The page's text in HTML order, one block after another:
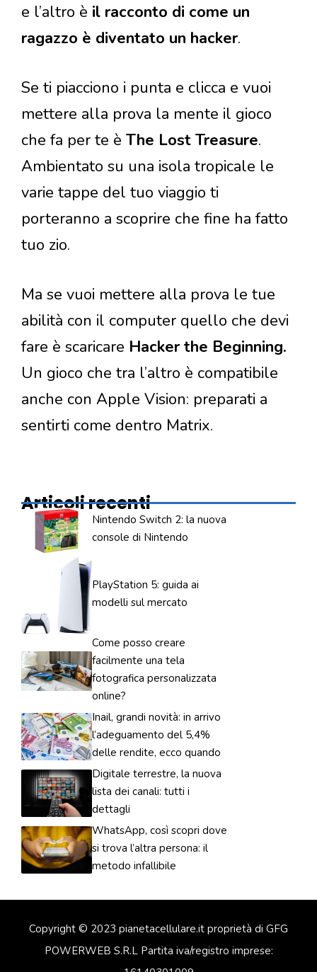
e l’altro è il racconto di come un
ragazzo è diventato un hacker.
Se ti piacciono i punta e clicca e vuoi
mettere alla prova la mente il gioco
che fa per te è The Lost Treasure.
Ambientato su una isola tropicale le
varie tappe del tuo viaggio ti
porteranno a scoprire che fine ha fatto
tuo zio.
Ma se vuoi mettere alla prova le tue
abilità con il computer quello che devi
fare è scaricare Hacker the Beginning.
Un gioco che tra l’altro è compatibile
anche con Apple Vision: preparati a
sentirti come dentro Matrix.
Articoli recenti
Nintendo Switch 2: la nuova
console di Nintendo
PlayStation 5: guida ai
modelli sul mercato
Come posso creare
facilmente una tela
fotografica personalizzata
online?
Inail, grandi novità: in arrivo
l’adeguamento del 5,4%
delle rendite, ecco quando
Digitale terrestre, la nuova
lista dei canali: tutti i
dettagli
WhatsApp, così scopri dove
si trova l’altra persona: il
metodo infallibile
Copyright © 2023 pianetacellulare.it proprietà di GFG
POWERWEB S.R.L Partita iva/registro imprese: